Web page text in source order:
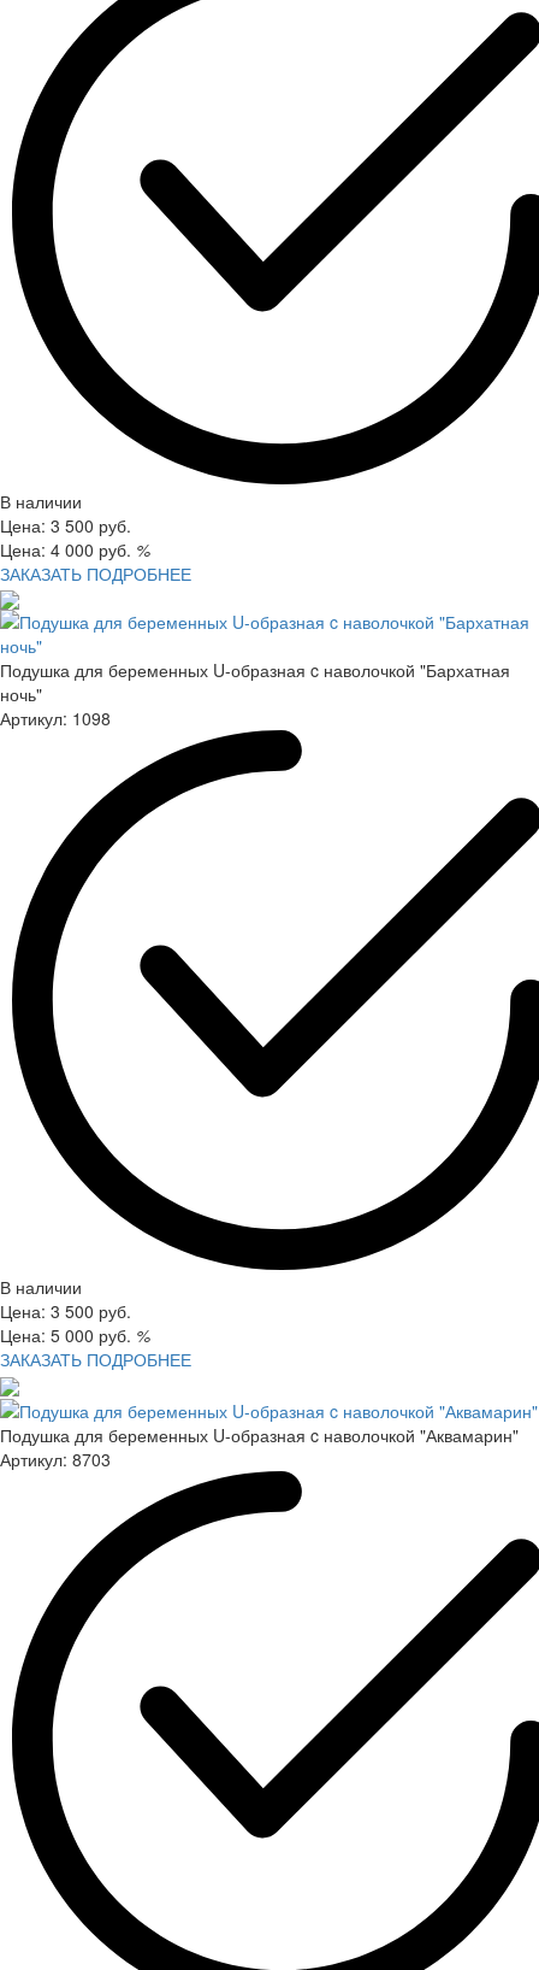
В наличии
Цена: 3 500 руб.
Цена: 4 000 руб. %
ЗАКАЗАТЬ ПОДРОБНЕЕ
Подушка для беременных U-образная c наволочкой "Бархатная
ночь"
Артикул: 1098
В наличии
Цена: 3 500 руб.
Цена: 5 000 руб. %
ЗАКАЗАТЬ ПОДРОБНЕЕ
Подушка для беременных U-образная c наволочкой "Аквамарин"
Артикул: 8703